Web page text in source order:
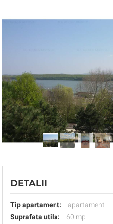
DETALII
Tip apartament:
apartament
Suprafata utila:
60 mp